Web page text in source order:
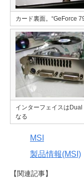
カード裏面。“GeForce
インターフェイスはDual
なる
MSI
製品情報(MSI)
【関連記事】